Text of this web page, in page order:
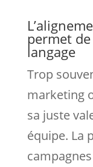
permet
langage
Trop
marketing
sa juste
équipe. La